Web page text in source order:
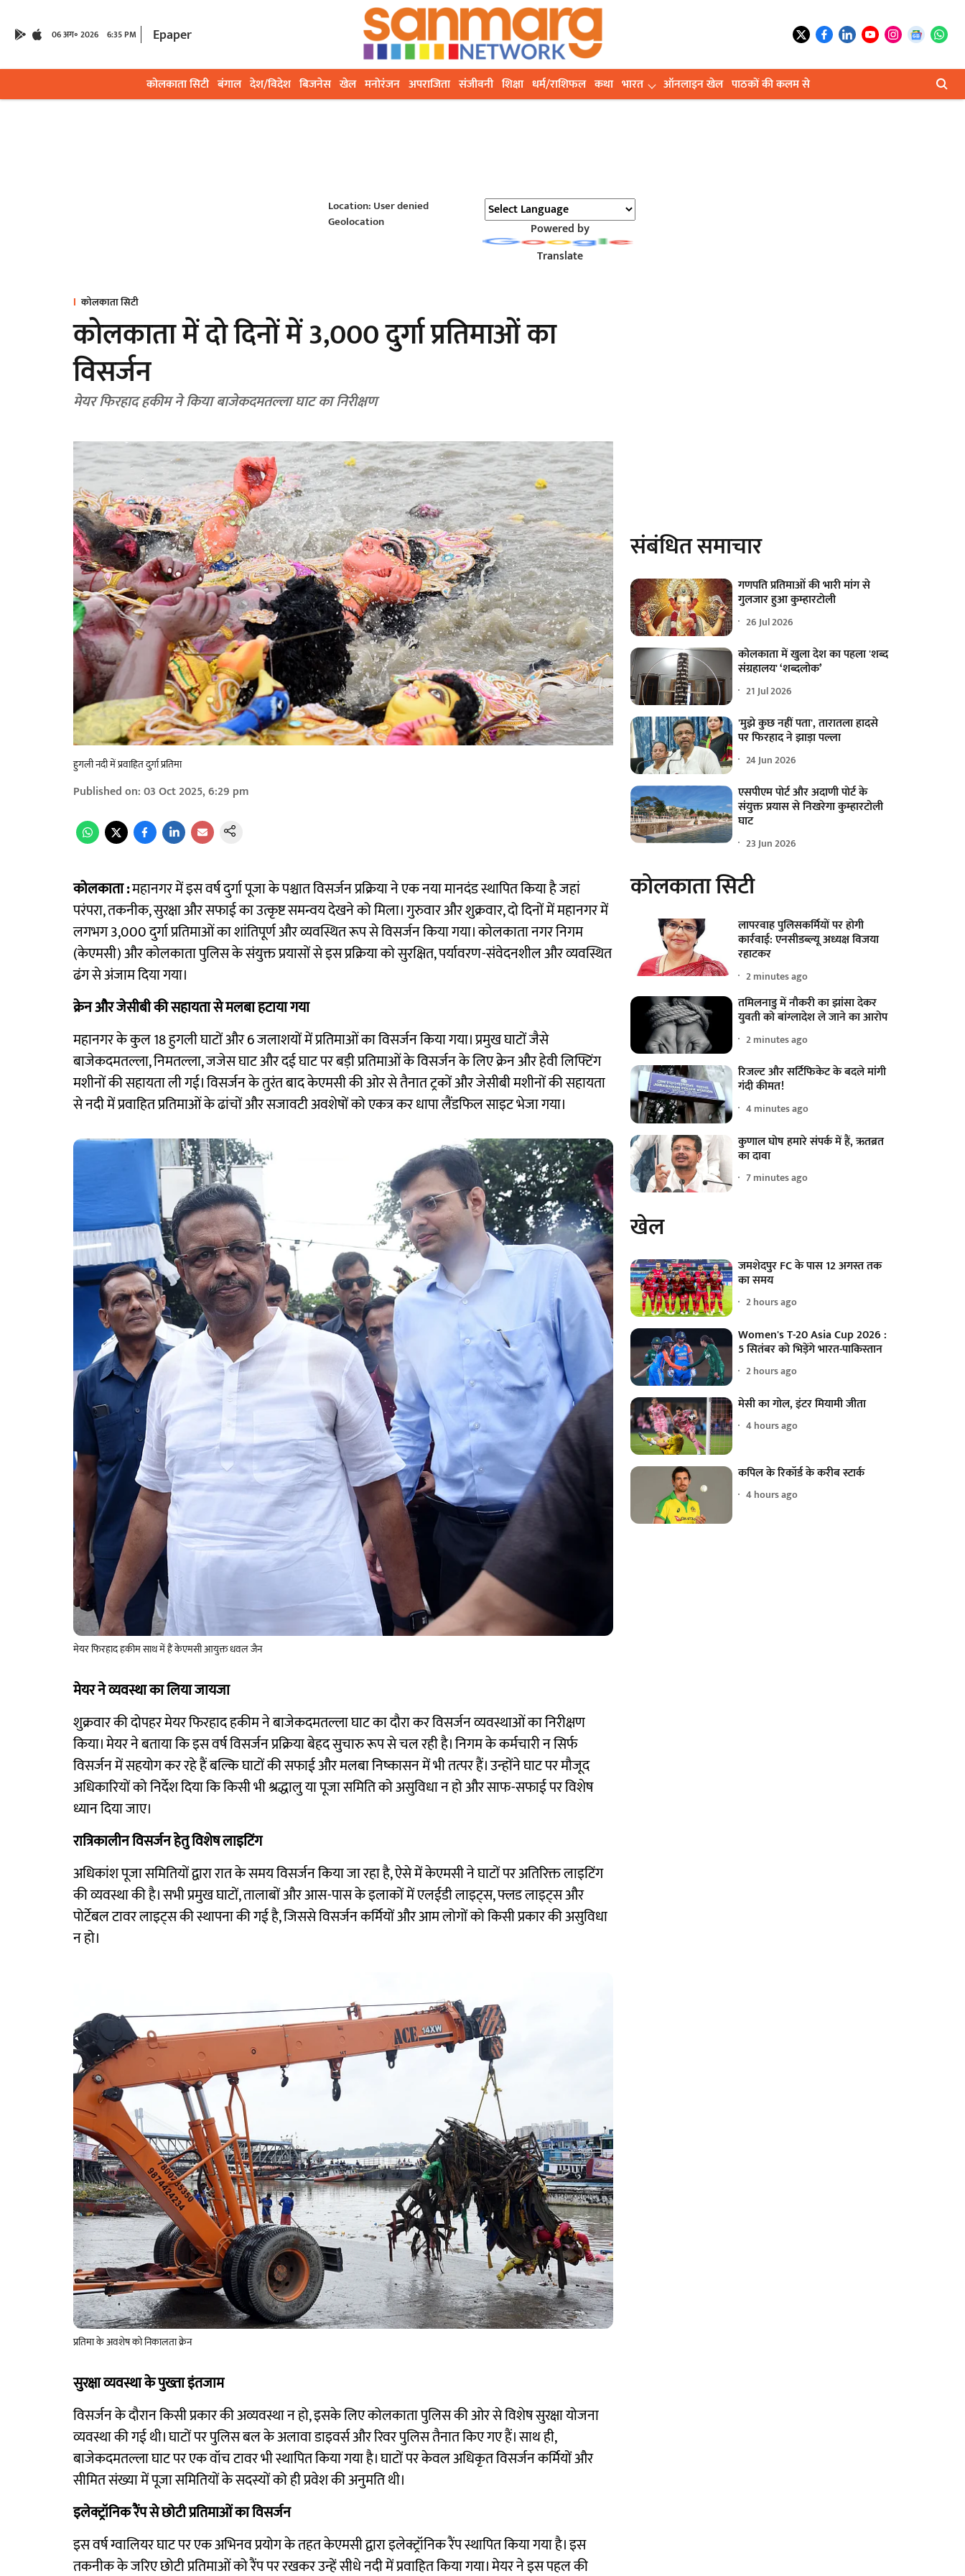
06 अग॰ 2026 6:35 PM Epaper
कोलकाता सिटी बंगाल देश/विदेश बिजनेस खेल मनोरंजन अपराजिता संजीवनी शिक्षा धर्म/राशिफल कथा भारत ऑनलाइन खेल पाठकों की कलम से
Location: User denied
Geolocation
Powered by
Translate
कोलकाता सिटी
कोलकाता में दो दिनों में 3,000 दुर्गा प्रतिमाओं का
विसर्जन
मेयर फिरहाद हकीम ने किया बाजेकदमतल्ला घाट का निरीक्षण
हुगली नदी में प्रवाहित दुर्गा प्रतिमा
Published on:03 Oct 2025, 6:29 pm
कोलकाता :महानगर में इस वर्ष दुर्गा पूजा के पश्चात विसर्जन प्रक्रिया ने एक नया मानदंड स्थापित किया है जहां
परंपरा, तकनीक, सुरक्षा और सफाई का उत्कृष्ट समन्वय देखने को मिला। गुरुवार और शुक्रवार, दो दिनों में महानगर में
लगभग 3,000 दुर्गा प्रतिमाओं का शांतिपूर्ण और व्यवस्थित रूप से विसर्जन किया गया। कोलकाता नगर निगम
(केएमसी) और कोलकाता पुलिस के संयुक्त प्रयासों से इस प्रक्रिया को सुरक्षित, पर्यावरण-संवेदनशील और व्यवस्थित
ढंग से अंजाम दिया गया।
क्रेन और जेसीबी की सहायता से मलबा हटाया गया
महानगर के कुल 18 हुगली घाटों और 6 जलाशयों में प्रतिमाओं का विसर्जन किया गया। प्रमुख घाटों जैसे
बाजेकदमतल्ला, निमतल्ला, जजेस घाट और दई घाट पर बड़ी प्रतिमाओं के विसर्जन के लिए क्रेन और हेवी लिफ्टिंग
मशीनों की सहायता ली गई। विसर्जन के तुरंत बाद केएमसी की ओर से तैनात ट्रकों और जेसीबी मशीनों की सहायता
से नदी में प्रवाहित प्रतिमाओं के ढांचों और सजावटी अवशेषों को एकत्र कर धापा लैंडफिल साइट भेजा गया।
मेयर फिरहाद हकीम साथ में हैं केएमसी आयुक्त धवल जैन
मेयर ने व्यवस्था का लिया जायजा
शुक्रवार की दोपहर मेयर फिरहाद हकीम ने बाजेकदमतल्ला घाट का दौरा कर विसर्जन व्यवस्थाओं का निरीक्षण
किया। मेयर ने बताया कि इस वर्ष विसर्जन प्रक्रिया बेहद सुचारु रूप से चल रही है। निगम के कर्मचारी न सिर्फ
विसर्जन में सहयोग कर रहे हैं बल्कि घाटों की सफाई और मलबा निष्कासन में भी तत्पर हैं। उन्होंने घाट पर मौजूद
अधिकारियों को निर्देश दिया कि किसी भी श्रद्धालु या पूजा समिति को असुविधा न हो और साफ-सफाई पर विशेष
ध्यान दिया जाए।
रात्रिकालीन विसर्जन हेतु विशेष लाइटिंग
अधिकांश पूजा समितियों द्वारा रात के समय विसर्जन किया जा रहा है, ऐसे में केएमसी ने घाटों पर अतिरिक्त लाइटिंग
की व्यवस्था की है। सभी प्रमुख घाटों, तालाबों और आस-पास के इलाकों में एलईडी लाइट्स, फ्लड लाइट्स और
पोर्टेबल टावर लाइट्स की स्थापना की गई है, जिससे विसर्जन कर्मियों और आम लोगों को किसी प्रकार की असुविधा
न हो।
प्रतिमा के अवशेष को निकालता क्रेन
सुरक्षा व्यवस्था के पुख्ता इंतजाम
विसर्जन के दौरान किसी प्रकार की अव्यवस्था न हो, इसके लिए कोलकाता पुलिस की ओर से विशेष सुरक्षा योजना
व्यवस्था की गई थी। घाटों पर पुलिस बल के अलावा डाइवर्स और रिवर पुलिस तैनात किए गए हैं। साथ ही,
बाजेकदमतल्ला घाट पर एक वॉच टावर भी स्थापित किया गया है। घाटों पर केवल अधिकृत विसर्जन कर्मियों और
सीमित संख्या में पूजा समितियों के सदस्यों को ही प्रवेश की अनुमति थी।
इलेक्ट्रॉनिक रैंप से छोटी प्रतिमाओं का विसर्जन
इस वर्ष ग्वालियर घाट पर एक अभिनव प्रयोग के तहत केएमसी द्वारा इलेक्ट्रॉनिक रैंप स्थापित किया गया है। इस
तकनीक के जरिए छोटी प्रतिमाओं को रैंप पर रखकर उन्हें सीधे नदी में प्रवाहित किया गया। मेयर ने इस पहल की
संबंधित समाचार
गणपति प्रतिमाओं की भारी मांग से
गुलजार हुआ कुम्हारटोली
26 Jul 2026
कोलकाता में खुला देश का पहला 'शब्द
संग्रहालय' ‘शब्दलोक’
21 Jul 2026
'मुझे कुछ नहीं पता', तारातला हादसे
पर फिरहाद ने झाड़ा पल्ला
24 Jun 2026
एसपीएम पोर्ट और अदाणी पोर्ट के
संयुक्त प्रयास से निखरेगा कुम्हारटोली
घाट
23 Jun 2026
कोलकाता सिटी
लापरवाह पुलिसकर्मियों पर होगी
कार्रवाई: एनसीडब्ल्यू अध्यक्ष विजया
रहाटकर
2 minutes ago
तमिलनाडु में नौकरी का झांसा देकर
युवती को बांग्लादेश ले जाने का आरोप
2 minutes ago
रिजल्ट और सर्टिफिकेट के बदले मांगी
गंदी कीमत!
4 minutes ago
कुणाल घोष हमारे संपर्क में हैं, ऋतब्रत
का दावा
7 minutes ago
खेल
जमशेदपुर FC के पास 12 अगस्त तक
का समय
2 hours ago
Women's T-20 Asia Cup 2026 :
5 सितंबर को भिड़ेंगे भारत-पाकिस्तान
2 hours ago
मेसी का गोल, इंटर मियामी जीता
4 hours ago
कपिल के रिकॉर्ड के करीब स्टार्क
4 hours ago